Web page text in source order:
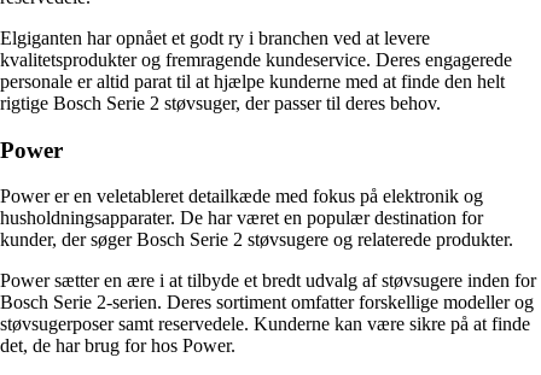
Elgiganten har opnået et godt ry i branchen ved at levere
kvalitetsprodukter og fremragende kundeservice. Deres engagerede
personale er altid parat til at hjælpe kunderne med at finde den helt
rigtige Bosch Serie 2 støvsuger, der passer til deres behov.
Power
Power er en veletableret detailkæde med fokus på elektronik og
husholdningsapparater. De har været en populær destination for
kunder, der søger Bosch Serie 2 støvsugere og relaterede produkter.
Power sætter en ære i at tilbyde et bredt udvalg af støvsugere inden for
Bosch Serie 2-serien. Deres sortiment omfatter forskellige modeller og
støvsugerposer samt reservedele. Kunderne kan være sikre på at finde
det, de har brug for hos Power.